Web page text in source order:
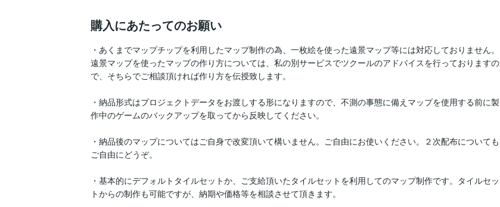
購入にあたってのお願い
・あくまでマップチップを利用したマップ制作の為、一枚絵を使った遠景マップ等には対応しておりません。
遠景マップを使ったマップの作り方については、私の別サービスでツクールのアドバイスを行っておりますの
で、そちらでご相談頂ければ作り方を伝授致します。
・納品形式はプロジェクトデータをお渡しする形になりますので、不測の事態に備えマップを使用する前に製
作中のゲームのバックアップを取ってから反映してください。
・納品後のマップについてはご自身で改変頂いて構いません。ご自由にお使いください。２次配布についても
ご自由にどうぞ。
・基本的にデフォルトタイルセットか、ご支給頂いたタイルセットを利用してのマップ制作です。タイルセッ
トからの制作も可能ですが、納期や価格等を相談させて頂きます。